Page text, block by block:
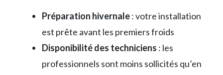
Préparation hivernale: votre installation
est prête avant les premiers froids
Disponibilité des techniciens : les
professionnels sont moins sollicités qu’en